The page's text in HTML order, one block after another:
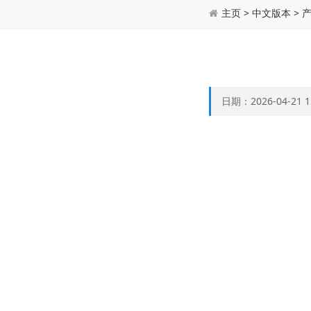
主页 > 中文版本 >
日期：2026-04-21